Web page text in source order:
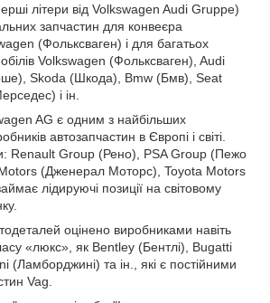
літери від Volkswagen Audi Gruppe)
запчастин для конвеєра
(Фольксваген) і для багатьох
Volkswagen (Фольксваген), Audi
Skoda (Шкода), Bmw (Бмв), Seat
і ін.
AG є одним з найбільших
автозапчастин в Європі і світі.
Renault Group (Рено), PSA Group (Пежо
(Дженерал Моторс), Toyota Motors
лідируючі позиції на світовому
оцінено виробниками навіть
«люкс», як Bentley (Бентлі), Bugatti
(Ламборджині) та ін., які є постійними
Vag.